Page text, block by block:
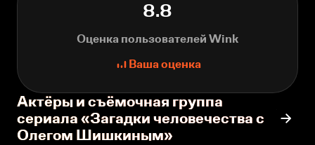
8.8
Оценка пользователей Wink
Ваша оценка
Актёры и съёмочная группа
сериала «Загадки человечества с
Олегом Шишкиным»